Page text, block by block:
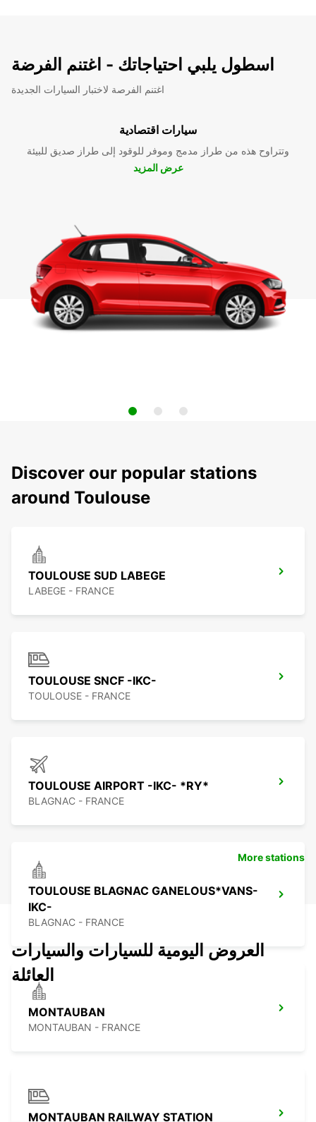
اسطول يلبي احتياجاتك - اغتنم الفرضة
اغتنم الفرصة لاختبار السيارات الجديدة
سيارات اقتصادية
وتتراوح هذه من طراز مدمج وموفر للوقود إلى طراز صديق للبيئة
عرض المزيد
Discover our popular stations
around Toulouse
TOULOUSE SUD LABEGE
LABEGE - FRANCE
TOULOUSE SNCF -IKC-
TOULOUSE - FRANCE
TOULOUSE AIRPORT -IKC- *RY*
BLAGNAC - FRANCE
TOULOUSE BLAGNAC GANELOUS*VANS-
IKC-
BLAGNAC - FRANCE
MONTAUBAN
MONTAUBAN - FRANCE
MONTAUBAN RAILWAY STATION
More stations
العروض اليومية للسيارات والسيارات
العائلة